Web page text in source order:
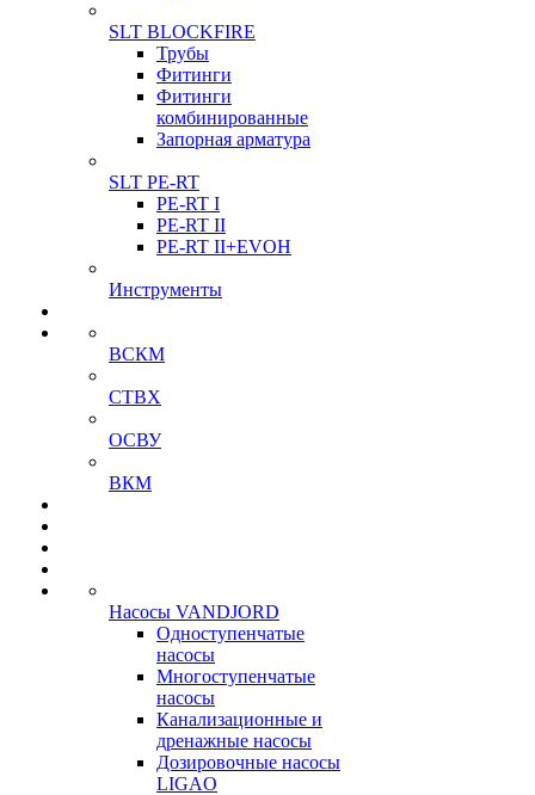
SLT BLOCKFIRE
Трубы
Фитинги
Фитинги
комбинированные
Запорная арматура
SLT PE-RT
PE-RT I
PE-RT II
PE-RT II+EVOH
Инструменты
ВСКМ
СТВХ
ОСВУ
ВКМ
Насосы VANDJORD
Одноступенчатые
насосы
Многоступенчатые
насосы
Канализационные и
дренажные насосы
Дозировочные насосы
LIGAO